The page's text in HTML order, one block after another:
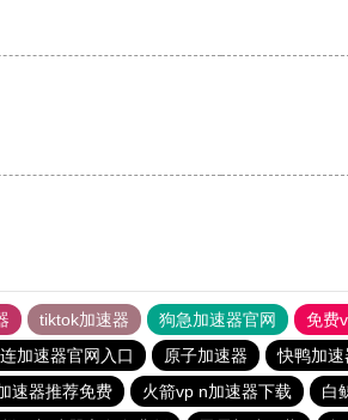
tiktok加速器 狗急加速器官网 免费
加速器官网入口 原子加速器 快鸭加速
速器推荐免费 火箭vp n加速器下载 白